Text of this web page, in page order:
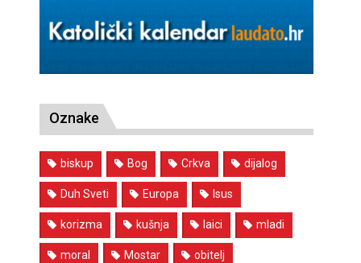
Oznake
biskup Bog Crkva dijalog
Duh Sveti Europa Isus
korizma kušnja laici mladi
moral Mostar obitelj